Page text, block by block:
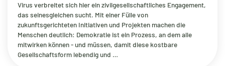
Virus verbreitet sich hier ein zivilgesellschaftliches Engagement,
das seinesgleichen sucht. Mit einer Fülle von
zukunftsgerichteten Initiativen und Projekten machen die
Menschen deutlich: Demokratie ist ein Prozess, an dem alle
mitwirken können - und müssen, damit diese kostbare
Gesellschaftsform lebendig und …